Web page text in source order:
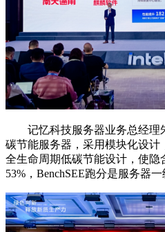
记忆科技服务器业务总经理
碳节能服务器，采用模块化设
全生命周期低碳节能设计，使隐
53%，BenchSEE跑分是服务器